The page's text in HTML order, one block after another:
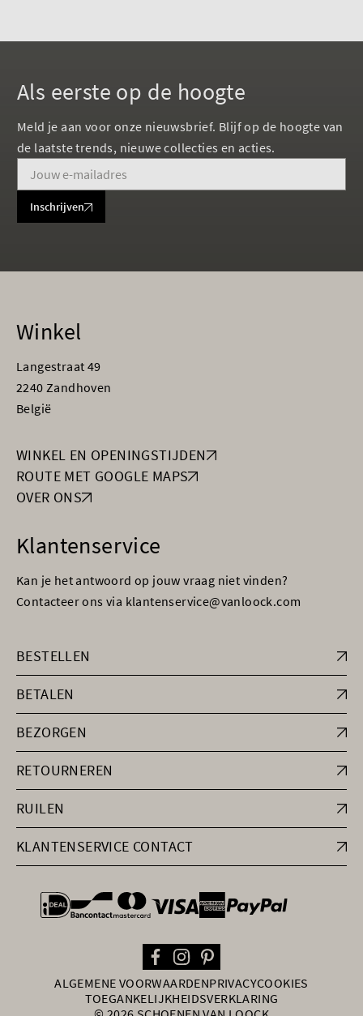
Als eerste op de hoogte
Meld je aan voor onze nieuwsbrief. Blijf op de hoogte van
de laatste trends, nieuwe collecties en acties.
Inschrijven
Winkel
Langestraat 49
2240 Zandhoven
België
WINKEL EN OPENINGSTIJDEN
ROUTE MET GOOGLE MAPS
OVER ONS
Klantenservice
Kan je het antwoord op jouw vraag niet vinden?
Contacteer ons via klantenservice@vanloock.com
BESTELLEN
BETALEN
BEZORGEN
RETOURNEREN
RUILEN
KLANTENSERVICE CONTACT
general.paymentOptions
ALGEMENE VOORWAARDENPRIVACYCOOKIES
TOEGANKELIJKHEIDSVERKLARING